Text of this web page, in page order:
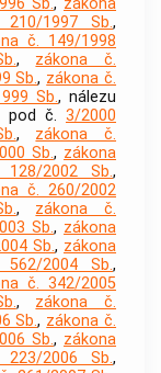
Sb., zákona
1997 Sb.,
č. 149/1998
, zákona č.
Sb., zákona č.
Sb., nálezu
pod č. 3/2000
, zákona č.
Sb., zákona
2002 Sb.,
č. 260/2002
, zákona č.
Sb., zákona
Sb., zákona
2004 Sb.,
č. 342/2005
, zákona č.
Sb., zákona č.
Sb., zákona
2006 Sb.,